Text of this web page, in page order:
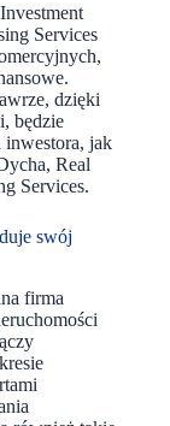
Services
dzięki
będzie
inwestora, jak
Real
Services.
swój
firma